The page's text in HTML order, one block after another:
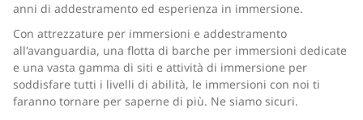
anni di addestramento ed esperienza in immersione.
Con attrezzature per immersioni e addestramento
all'avanguardia, una flotta di barche per immersioni dedicate
e una vasta gamma di siti e attività di immersione per
soddisfare tutti i livelli di abilità, le immersioni con noi ti
faranno tornare per saperne di più. Ne siamo sicuri.